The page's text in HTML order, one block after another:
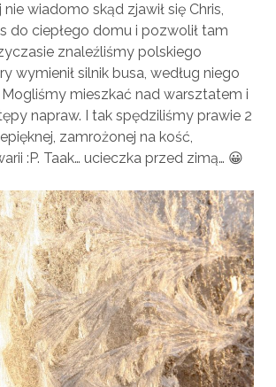
wiadomo skąd zjawił się Chris,
do ciepłego domu i pozwolił tam
znaleźliśmy polskiego
wymienił silnik busa, według niego
Mogliśmy mieszkać nad warsztatem i
napraw. I tak spędziliśmy prawie 2
zamrożonej na kość,
:P. Taak… ucieczka przed zimą… 😀